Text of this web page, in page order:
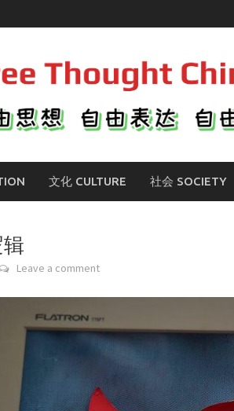
文化 CULTURE 社会 SOCIETY
Leave a comment